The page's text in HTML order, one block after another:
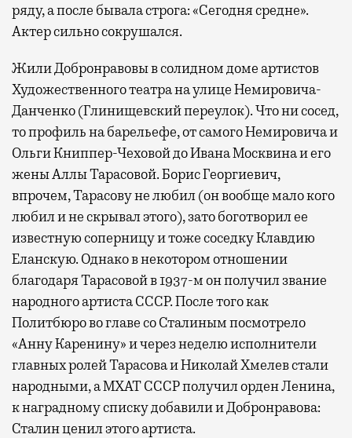
ряду, а после бывала строга: «Сегодня средне».
Актер сильно сокрушался.
Жили Добронравовы в солидном доме артистов
Художественного театра на улице Немировича-
Данченко (Глинищевский переулок). Что ни сосед,
то профиль на барельефе, от самого Немировича и
Ольги Книппер-Чеховой до Ивана Москвина и его
жены Аллы Тарасовой. Борис Георгиевич,
впрочем, Тарасову не любил (он вообще мало кого
любил и не скрывал этого), зато боготворил ее
известную соперницу и тоже соседку Клавдию
Еланскую. Однако в некотором отношении
благодаря Тарасовой в 1937-м он получил звание
народного артиста СССР. После того как
Политбюро во главе со Сталиным посмотрело
«Анну Каренину» и через неделю исполнители
главных ролей Тарасова и Николай Хмелев стали
народными, а МХАТ СССР получил орден Ленина,
к наградному списку добавили и Добронравова:
Сталин ценил этого артиста.